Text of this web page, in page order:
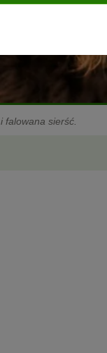
falowana sierść.